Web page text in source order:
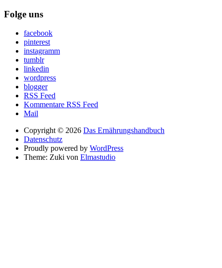
Folge uns
facebook
pinterest
instagramm
tumblr
linkedin
wordpress
blogger
RSS Feed
Kommentare RSS Feed
Mail
Copyright © 2026 Das Ernährungshandbuch
Datenschutz
Proudly powered by WordPress
Theme: Zuki von Elmastudio